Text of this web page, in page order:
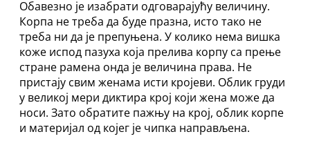
Обавезно је изабрати одговарајућу величину.
Корпа не треба да буде празна, исто тако не
треба ни да је препуњена. У колико нема вишка
коже испод пазуха која прелива корпу са прење
стране рамена онда је величина права. Не
пристају свим женама исти кројеви. Облик груди
у великој мери диктира крој који жена може да
носи. Зато обратите пажњу на крој, облик корпе
и материјал од којег је чипка направљена.